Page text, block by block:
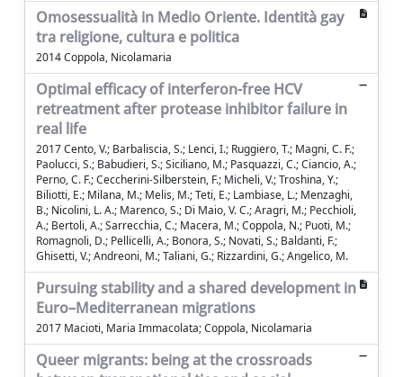
Omosessualità in Medio Oriente. Identità gay
tra religione, cultura e politica
2014 Coppola, Nicolamaria
Optimal efficacy of interferon-free HCV
retreatment after protease inhibitor failure in
real life
2017 Cento, V.; Barbaliscia, S.; Lenci, I.; Ruggiero, T.; Magni, C. F.;
Paolucci, S.; Babudieri, S.; Siciliano, M.; Pasquazzi, C.; Ciancio, A.;
Perno, C. F.; Ceccherini-Silberstein, F.; Micheli, V.; Troshina, Y.;
Biliotti, E.; Milana, M.; Melis, M.; Teti, E.; Lambiase, L.; Menzaghi,
B.; Nicolini, L. A.; Marenco, S.; Di Maio, V. C.; Aragri, M.; Pecchioli,
A.; Bertoli, A.; Sarrecchia, C.; Macera, M.; Coppola, N.; Puoti, M.;
Romagnoli, D.; Pellicelli, A.; Bonora, S.; Novati, S.; Baldanti, F.;
Ghisetti, V.; Andreoni, M.; Taliani, G.; Rizzardini, G.; Angelico, M.
Pursuing stability and a shared development in
Euro–Mediterranean migrations
2017 Macioti, Maria Immacolata; Coppola, Nicolamaria
Queer migrants: being at the crossroads